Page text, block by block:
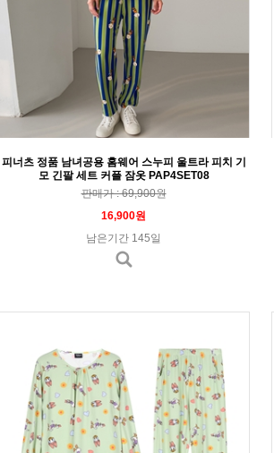
피너츠 정품 남녀공용 홈웨어 스누피 울트라 피치 기
모 긴팔 세트 커플 잠옷 PAP4SET08
판매가 : 69,900원
16,900원
남은기간 145일